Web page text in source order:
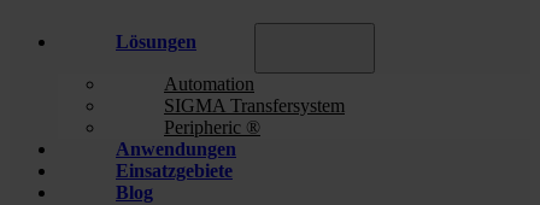
Lösungen
Automation
SIGMA Transfersystem
Peripheric ®
Anwendungen
Einsatzgebiete
Blog